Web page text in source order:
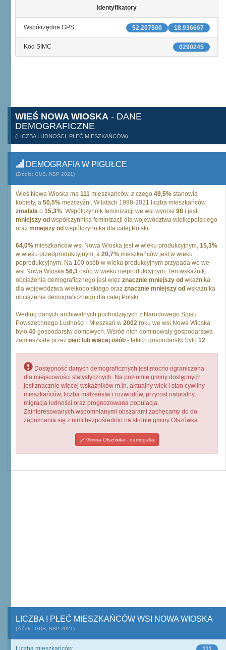
Identyfikatory
18.936667
52.207500
Współrzędne GPS
0290245
Kod SIMC
WIEŚ NOWA WIOSKA - DANE
DEMOGRAFICZNE
(LICZBA LUDNOŚCI, PŁEĆ MIESZKAŃCÓW)
DEMOGRAFIA W PIGUŁCE
(Źródło: GUS, NSP 2021)
Wieś Nowa Wioska ma 111 mieszkańców, z czego 49,5% stanowią
kobiety, a 50,5% mężczyźni. W latach 1998-2021 liczba mieszkańców
zmalała o 15,3%. Współczynnik feminizacji we wsi wynosi 98 i jest
mniejszy od współczynnika feminizacji dla województwa wielkopolskiego
oraz mniejszy od współczynnika dla całej Polski.
64,0% mieszkańców wsi Nowa Wioska jest w wieku produkcyjnym, 15,3%
w wieku przedprodukcyjnym, a 20,7% mieszkańców jest w wieku
poprodukcyjnym. Na 100 osób w wieku produkcyjnym przypada we we
wsi Nowa Wioska 56,3 osób w wieku nieprodukcyjnym. Ten wskaźnik
obciążenia demograficznego jest więc znacznie mniejszy od wkażnika
dla województwa wielkopolskiego oraz znacznie mniejszy od wskażnika
obciążenia demograficznego dla całej Polski.
Według danych archiwalnych pochodzących z Narodowego Spisu
Powszechnego Ludności i Mieszkań w 2002 roku we wsi Nowa Wioska
było 40 gospodarstw domowych. Wśród nich dominowały gospodarstwa
zamieszkałe przez pięc lub więcej osób - takich gospodarstw było 12 .
Dostępność danych demograficznych jest mocno ograniczona
dla miejscowości statystycznych. Na poziomie gminy dostępnych
jest znacznie więcej wskaźników m.in. aktualny wiek i stan cywilny
mieszkańców, liczba małżeństw i rozwodów, przyrost naturalny,
migracja ludności oraz prognozowana populacja.
Zainteresowanych wspomnianymi obszarami zachęcamy do do
zapoznania się z nimi bezpośrednio na stronie gminy Olszówka.
Gmina Olszówka - demogafia
LICZBA I PŁEĆ MIESZKAŃCÓW WSI NOWA WIOSKA
(Źródło: GUS, NSP 2021)
Liczba mieszkańców